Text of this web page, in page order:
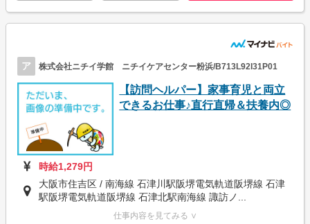
ア 株式会社ニチイ学館 ニチイケアセンター粉浜/B713L92I31P01
【訪問ヘルパー】家事育児と両立
できるお仕事♪直行直帰＆扶養内◎
時給1,279円
大阪市住吉区 / 南海線 石津川駅阪堺電気軌道阪堺線 石津
駅阪堺電気軌道阪堺線 石津北駅南海線 諏訪ノ...
仕事内容を見てみる ∨